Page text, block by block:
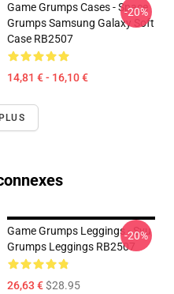
Game Grumps Cases - Space
Grumps Samsung Galaxy Soft
Case RB2507
14,81 € - 16,10 €
-20%
Game Grumps Leggings - Svu
Grumps Leggings RB2507
26,63 €$28.95
-20%